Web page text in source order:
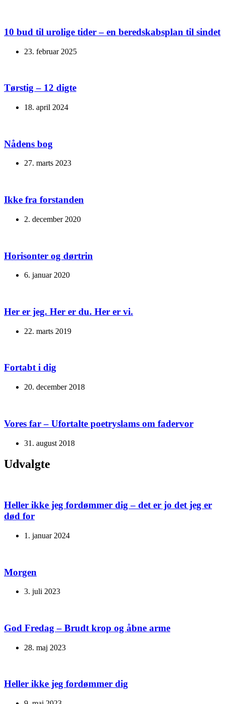
10 bud til urolige tider – en beredskabsplan til sindet
23. februar 2025
Tørstig – 12 digte
18. april 2024
Nådens bog
27. marts 2023
Ikke fra forstanden
2. december 2020
Horisonter og dørtrin
6. januar 2020
Her er jeg. Her er du. Her er vi.
22. marts 2019
Fortabt i dig
20. december 2018
Vores far – Ufortalte poetryslams om fadervor
31. august 2018
Udvalgte
Heller ikke jeg fordømmer dig – det er jo det jeg er
død for
1. januar 2024
Morgen
3. juli 2023
God Fredag – Brudt krop og åbne arme
28. maj 2023
Heller ikke jeg fordømmer dig